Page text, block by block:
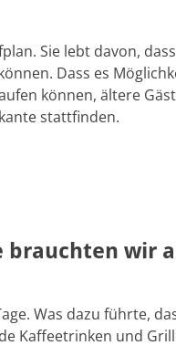
Sie lebt davon,
Dass es
können, ältere
stattfinden.
brauchten wir
Was dazu führte,
Kaffeetrinken und